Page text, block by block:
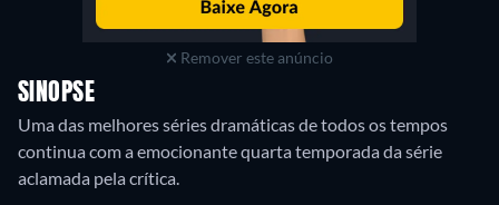
Remover este anúncio
SINOPSE
Uma das melhores séries dramáticas de todos os tempos
continua com a emocionante quarta temporada da série
aclamada pela crítica.